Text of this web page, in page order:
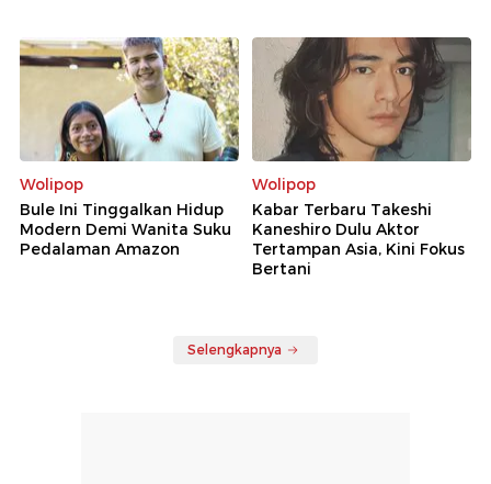
Wolipop
Bule Ini Tinggalkan Hidup
Modern Demi Wanita Suku
Pedalaman Amazon
Wolipop
Kabar Terbaru Takeshi
Kaneshiro Dulu Aktor
Tertampan Asia, Kini Fokus
Bertani
Selengkapnya